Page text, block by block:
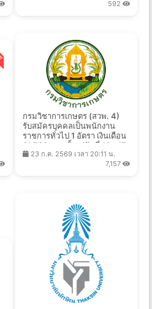
592
กรมวิชาการเกษตร (สวพ. 4)
รับสมัครบุคคลเป็นพนักงาน
ราชการทั่วไป 1 อัตรา เงินเดือน
21,780 บาท ตั้งแต่วันที่ 10 - 17
ส.ค. 2569
23 ก.ค. 2569 เวลา 20:11 น.
7,157